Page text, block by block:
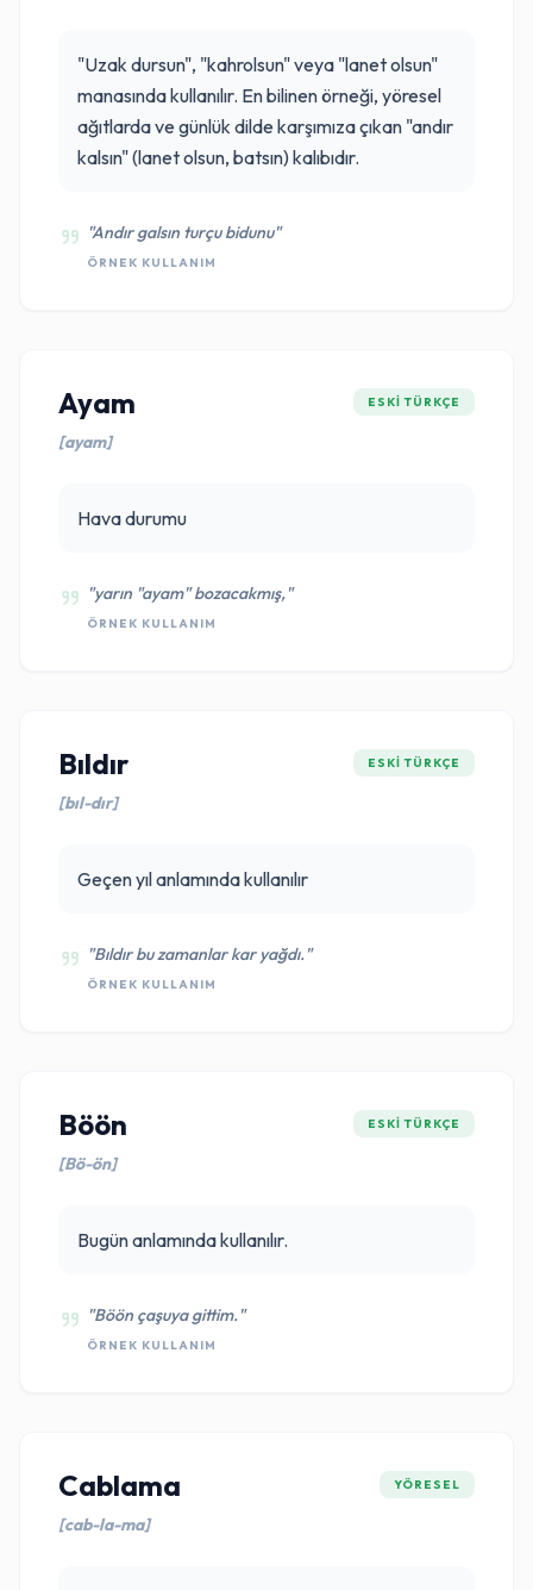
"Uzak dursun", "kahrolsun" veya "lanet olsun"
manasında kullanılır. En bilinen örneği, yöresel
ağıtlarda ve günlük dilde karşımıza çıkan "andır
kalsın" (lanet olsun, batsın) kalıbıdır.
"Andır galsın turçu bidunu"
ÖRNEK KULLANIM
Ayam
[ayam]
ESKI TÜRKÇE
Hava durumu
"yarın "ayam" bozacakmış,"
ÖRNEK KULLANIM
Bıldır
[bıl-dır]
ESKI TÜRKÇE
Geçen yıl anlamında kullanılır
"Bıldır bu zamanlar kar yağdı."
ÖRNEK KULLANIM
Böön
[Bö-ön]
ESKI TÜRKÇE
Bugün anlamında kullanılır.
"Böön çaşuya gittim."
ÖRNEK KULLANIM
Cablama
[cab-la-ma]
YÖRESEL